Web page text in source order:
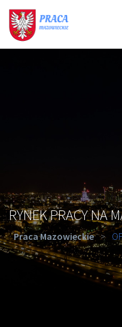
RYNEK PRACY NA
Praca Mazowieckie >